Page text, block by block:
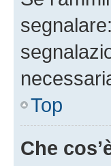
Top
Che